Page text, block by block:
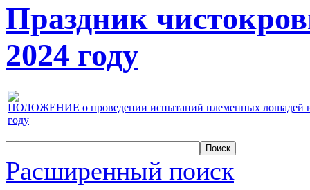
Праздник
2024 году
ПОЛОЖЕНИЕ о проведении испытаний племенных лошадей
году
Расширенный поиск